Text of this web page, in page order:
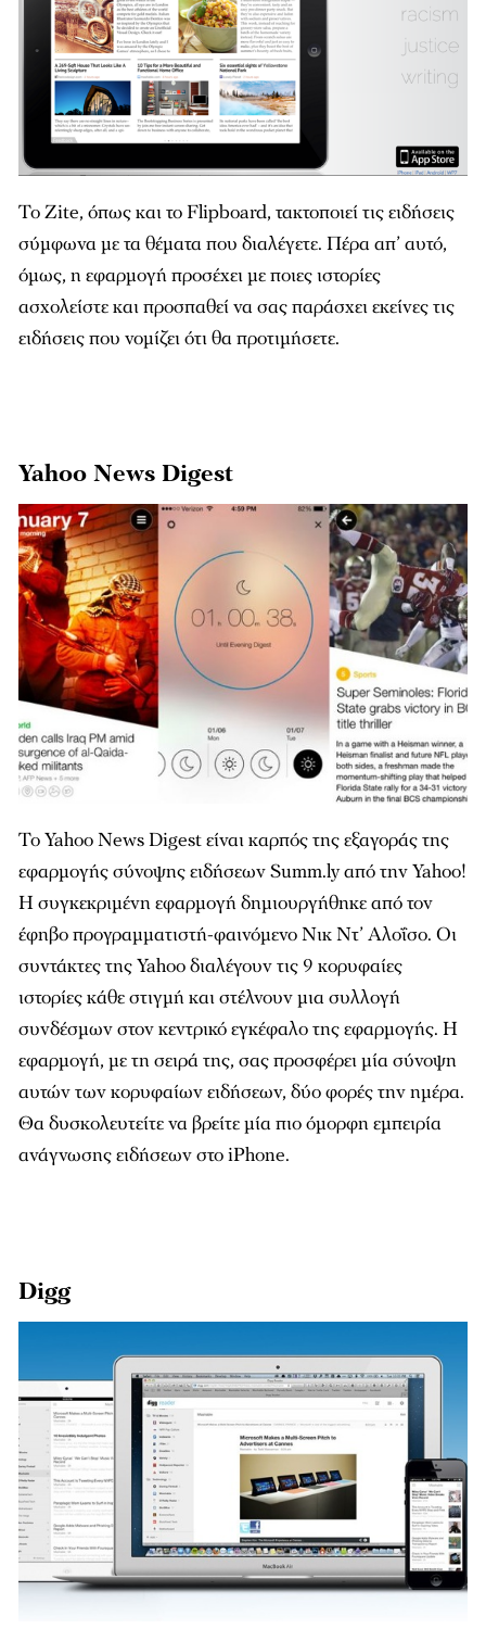
Το Zite, όπως και το Flipboard, τακτοποιεί τις ειδήσεις
σύμφωνα με τα θέματα που διαλέγετε. Πέρα απ’ αυτό,
όμως, η εφαρμογή προσέχει με ποιες ιστορίες
ασχολείστε και προσπαθεί να σας παράσχει εκείνες τις
ειδήσεις που νομίζει ότι θα προτιμήσετε.
Yahoo News Digest
Το Yahoo News Digest είναι καρπός της εξαγοράς της
εφαρμογής σύνοψης ειδήσεων Summ.ly από την Yahoo!
Η συγκεκριμένη εφαρμογή δημιουργήθηκε από τον
έφηβο προγραμματιστή-φαινόμενο Νικ Ντ’ Αλοΐσο. Οι
συντάκτες της Yahoo διαλέγουν τις 9 κορυφαίες
ιστορίες κάθε στιγμή και στέλνουν μια συλλογή
συνδέσμων στον κεντρικό εγκέφαλο της εφαρμογής. Η
εφαρμογή, με τη σειρά της, σας προσφέρει μία σύνοψη
αυτών των κορυφαίων ειδήσεων, δύο φορές την ημέρα.
Θα δυσκολευτείτε να βρείτε μία πιο όμορφη εμπειρία
ανάγνωσης ειδήσεων στο iPhone.
Digg